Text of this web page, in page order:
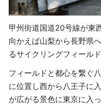
甲州街道国道20号線が東
向かえば山梨から長野県
るサイクリングフィールド
フィールドと都心を繋ぐ
に位置し西から八王子に
が広がる景色に東京に入